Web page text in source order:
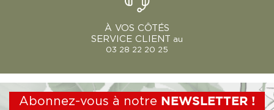
À VOS CÔTÉS
SERVICE CLIENT
au
03 28 22 20 25
Abonnez-vous à notre NEWSLETTER !